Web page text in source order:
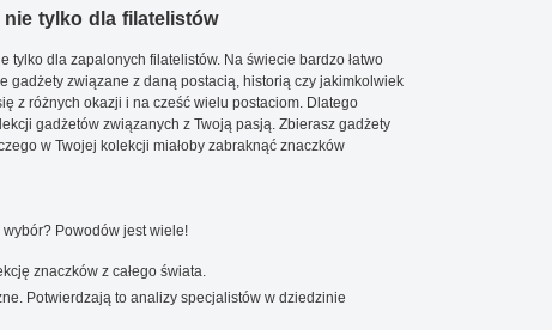
tylko dla filatelistów
tylko dla zapalonych filatelistów. Na świecie bardzo łatwo
gadżety związane z daną postacią, historią czy jakimkolwiek
z różnych okazji i na cześć wielu postaciom. Dlatego
gadżetów związanych z Twoją pasją. Zbierasz gadżety
w Twojej kolekcji miałoby zabraknąć znaczków
Powodów jest wiele!
znaczków z całego świata.
Potwierdzają to analizy specjalistów w dziedzinie